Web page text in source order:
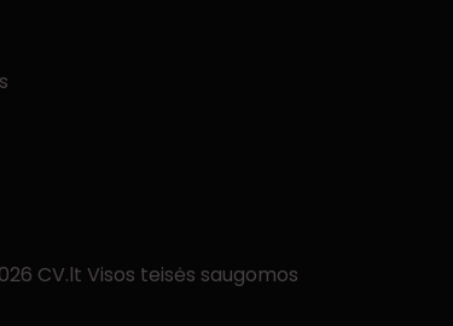
CV.lt Visos teisės saugomos